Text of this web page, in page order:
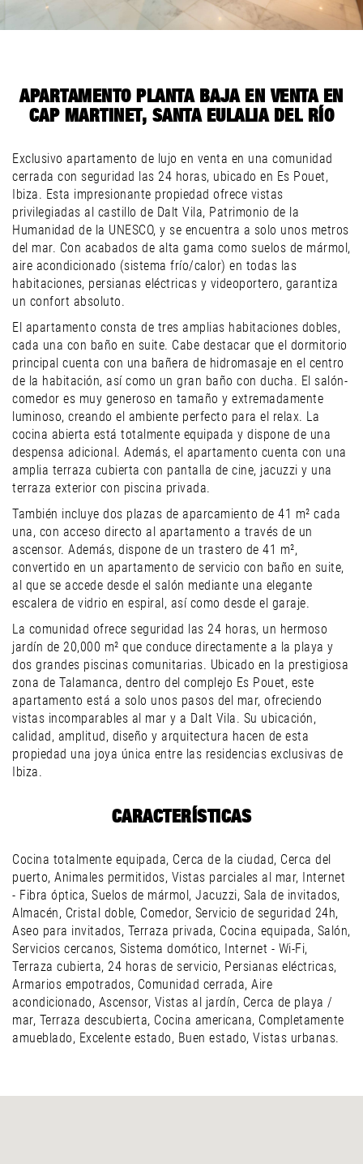
APARTAMENTO PLANTA BAJA EN VENTA EN
CAP MARTINET, SANTA EULALIA DEL RÍO
Exclusivo apartamento de lujo en venta en una comunidad
cerrada con seguridad las 24 horas, ubicado en Es Pouet,
Ibiza. Esta impresionante propiedad ofrece vistas
privilegiadas al castillo de Dalt Vila, Patrimonio de la
Humanidad de la UNESCO, y se encuentra a solo unos metros
del mar. Con acabados de alta gama como suelos de mármol,
aire acondicionado (sistema frío/calor) en todas las
habitaciones, persianas eléctricas y videoportero, garantiza
un confort absoluto.
El apartamento consta de tres amplias habitaciones dobles,
cada una con baño en suite. Cabe destacar que el dormitorio
principal cuenta con una bañera de hidromasaje en el centro
de la habitación, así como un gran baño con ducha. El salón-
comedor es muy generoso en tamaño y extremadamente
luminoso, creando el ambiente perfecto para el relax. La
cocina abierta está totalmente equipada y dispone de una
despensa adicional. Además, el apartamento cuenta con una
amplia terraza cubierta con pantalla de cine, jacuzzi y una
terraza exterior con piscina privada.
También incluye dos plazas de aparcamiento de 41 m² cada
una, con acceso directo al apartamento a través de un
ascensor. Además, dispone de un trastero de 41 m²,
convertido en un apartamento de servicio con baño en suite,
al que se accede desde el salón mediante una elegante
escalera de vidrio en espiral, así como desde el garaje.
La comunidad ofrece seguridad las 24 horas, un hermoso
jardín de 20,000 m² que conduce directamente a la playa y
dos grandes piscinas comunitarias. Ubicado en la prestigiosa
zona de Talamanca, dentro del complejo Es Pouet, este
apartamento está a solo unos pasos del mar, ofreciendo
vistas incomparables al mar y a Dalt Vila. Su ubicación,
calidad, amplitud, diseño y arquitectura hacen de esta
propiedad una joya única entre las residencias exclusivas de
Ibiza.
CARACTERÍSTICAS
Cocina totalmente equipada, Cerca de la ciudad, Cerca del
puerto, Animales permitidos, Vistas parciales al mar, Internet
- Fibra óptica, Suelos de mármol, Jacuzzi, Sala de invitados,
Almacén, Cristal doble, Comedor, Servicio de seguridad 24h,
Aseo para invitados, Terraza privada, Cocina equipada, Salón,
Servicios cercanos, Sistema domótico, Internet - Wi-Fi,
Terraza cubierta, 24 horas de servicio, Persianas eléctricas,
Armarios empotrados, Comunidad cerrada, Aire
acondicionado, Ascensor, Vistas al jardín, Cerca de playa /
mar, Terraza descubierta, Cocina americana, Completamente
amueblado, Excelente estado, Buen estado, Vistas urbanas.